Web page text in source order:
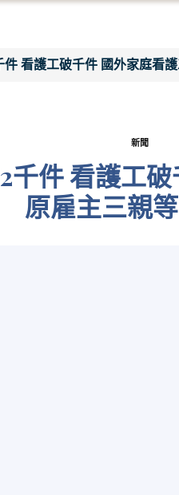
看護工破千件 國外家庭看
新聞
千件 看護工
原雇主三親